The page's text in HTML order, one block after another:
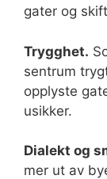
gater og
Trygghet.
sentrum
opplyste
usikker.
Dialekt og
mer ut av